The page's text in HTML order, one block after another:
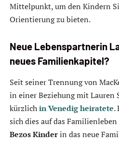
Mittelpunkt, um den Kindern
Orientierung zu bieten.
Neue Lebenspartnerin
neues Familienkapitel?
Seit seiner Trennung von
in einer Beziehung mit Lauren
kürzlichin Venedig heiratete.
sich dies auf das
Bezos Kinderin das neue